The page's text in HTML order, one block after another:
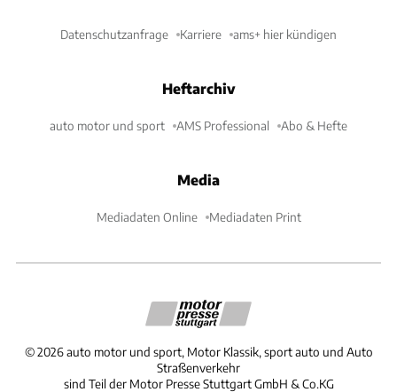
Datenschutzanfrage Karriere ams+ hier kündigen
Heftarchiv
auto motor und sport AMS Professional Abo & Hefte
Media
Mediadaten Online Mediadaten Print
©2026 auto motor und sport, Motor Klassik, sport auto und Auto
Straßenverkehr
sind Teil der Motor Presse Stuttgart GmbH & Co.KG